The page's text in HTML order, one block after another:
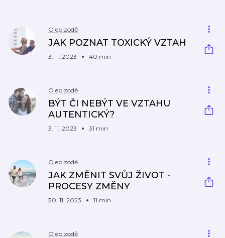
O epizodě
JAK POZNAT TOXICKÝ VZTAH
3. 11. 2023 40 min
O epizodě
BÝT ČI NEBÝT VE VZTAHU
AUTENTICKÝ?
3. 11. 2023 31 min
O epizodě
JAK ZMĚNIT SVŮJ ŽIVOT -
PROCESY ZMĚNY
30. 11. 2023 11 min
O epizodě